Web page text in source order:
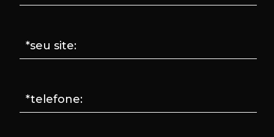
*seu site:
*telefone: